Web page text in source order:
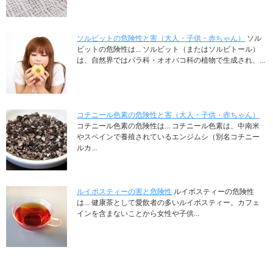
ソルビットの危険性と害（大人・子供・赤ちゃん）
ソル
ビットの危険性は... ソルビット（またはソルビトール）
は、自然界ではバラ科・オオバコ科の植物で生成され、...
コチニール色素の危険性と害（大人・子供・赤ちゃん）
コチニール色素の危険性は... コチニール色素は、中南米
やスペインで養殖されているエンジムシ（別名コチニー
ルカ...
ルイボスティーの害と危険性 ルイボスティーの危険性
は... 健康茶として愛飲者の多いルイボスティー。カフェ
インを含まないことから女性や子供...